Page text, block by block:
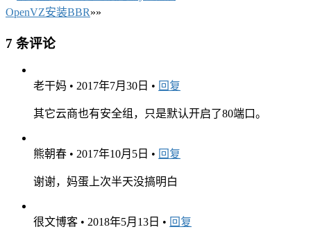
OpenVZ安装BBR»»
7 条评论
老干妈 • 2017年7月30日 • 回复
其它云商也有安全组，只是默认开启了80端口。
熊朝春 • 2017年10月5日 • 回复
谢谢，妈蛋上次半天没搞明白
很文博客 • 2018年5月13日 • 回复